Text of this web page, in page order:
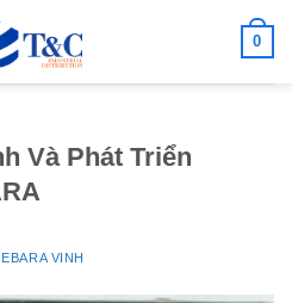
0
Và Phát Triển
EBARA VINH